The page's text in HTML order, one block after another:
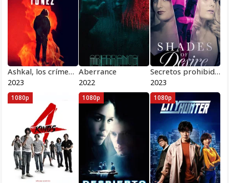
Ashkal, los crímenes de Túnez
2023
Aberrance
2022
Secretos prohibidos
2023
1080p 1080p 1080p